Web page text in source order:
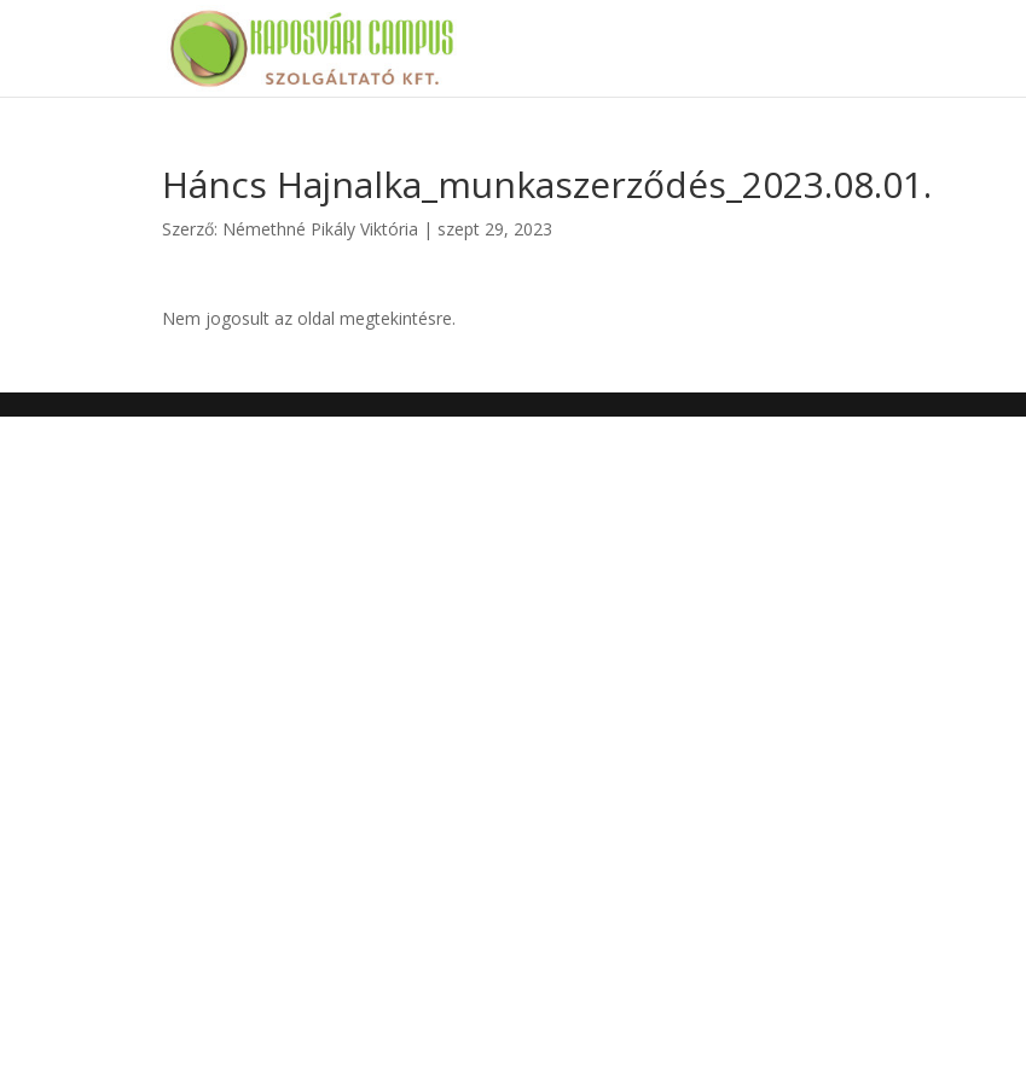
Háncs Hajnalka_munkaszerződés_2023.08.01.
Szerző: Némethné Pikály Viktória | szept 29, 2023
Nem jogosult az oldal megtekintésre.